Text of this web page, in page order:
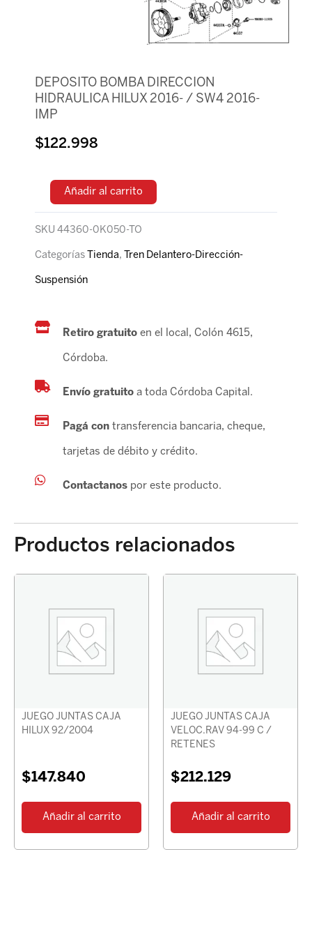
DEPOSITO BOMBA DIRECCION
HIDRAULICA HILUX 2016- / SW4 2016-
IMP
$122.998
Añadir al carrito
SKU 44360-0K050-TO
Categorías Tienda, Tren Delantero-Dirección-
Suspensión
Retiro gratuito en el local, Colón 4615,
Córdoba.
Envío gratuitoa toda Córdoba Capital.
Pagá contransferencia bancaria, cheque,
tarjetas de débito y crédito.
Contactanospor este producto.
Productos relacionados
JUEGO JUNTAS CAJA
HILUX 92/2004
$147.840
Añadir al carrito
JUEGO JUNTAS CAJA
VELOC.RAV 94-99 C /
RETENES
$212.129
Añadir al carrito